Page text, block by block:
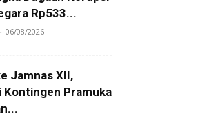
Rp533...
- 06/08/2026
Jamnas XII,
Kontingen Pramuka